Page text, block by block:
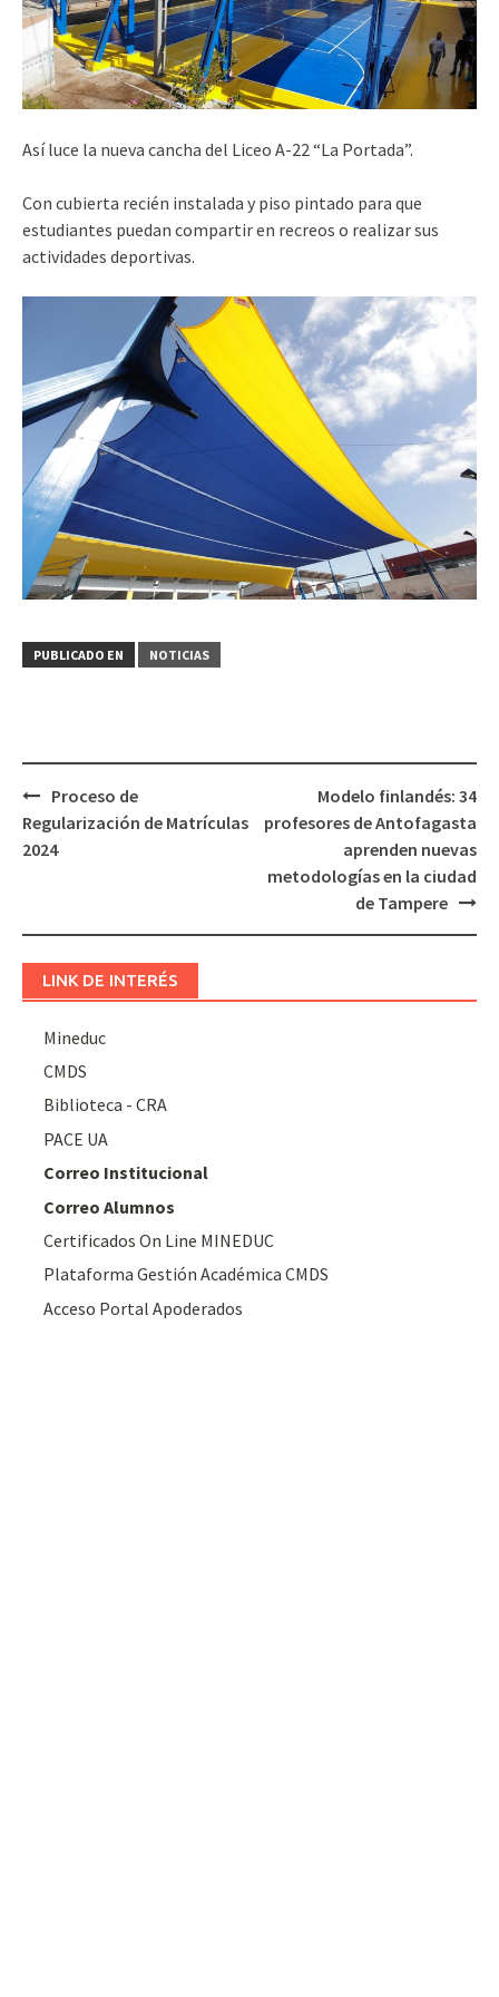
Así luce la nueva cancha del Liceo A-22 “La Portada”.
Con cubierta recién instalada y piso pintado para que
estudiantes puedan compartir en recreos o realizar sus
actividades deportivas.
PUBLICADO EN NOTICIAS
Navegación
de
entradas
Proceso de
Regularización de Matrículas
2024
Modelo finlandés: 34
profesores de Antofagasta
aprenden nuevas
metodologías en la ciudad
de Tampere
LINK DE INTERÉS
Mineduc
CMDS
Biblioteca - CRA
PACE UA
Correo Institucional
Correo Alumnos
Certificados On Line MINEDUC
Plataforma Gestión Académica CMDS
Acceso Portal Apoderados